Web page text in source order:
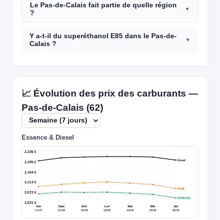
Le Pas-de-Calais fait partie de quelle région
?
Y a-t-il du superéthanol E85 dans le Pas-de-
Calais ?
📈 Évolution des prix des carburants —
Pas-de-Calais (62)
Essence & Diesel
2,031 €
2,072 €
2,113 €
2,154 €
2,195 €
2,236 €
Ven
31/07
Sam
01/08
Dim
02/08
Lun
03/08
Mar
04/08
Mer
05/08
Jeu
06/08
Diesel
SP95-E10
SP98